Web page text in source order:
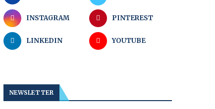
INSTAGRAM PINTEREST
LINKEDIN YOUTUBE
NEWSLETTER